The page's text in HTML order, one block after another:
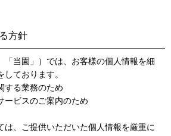
方針
「当園」）では、お客様の個人情報を細
ております。
る業務のため
スのご案内のため
は、ご提供いただいた個人情報を厳重に